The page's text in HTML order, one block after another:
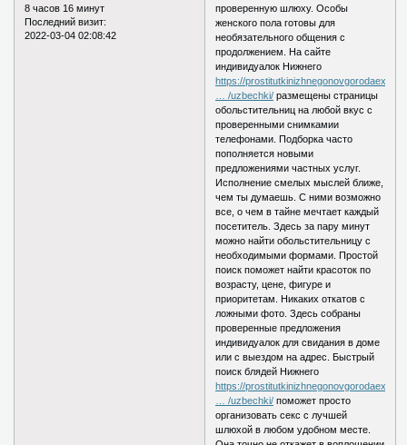
8 часов 16 минут
Последний визит:
2022-03-04 02:08:42
проверенную шлюху. Особы
женского пола готовы для
необязательного общения с
продолжением. На сайте
индивидуалок Нижнего
https://prostitutkinizhnegonovgorodaexc
… /uzbechki/ размещены страницы
обольстительниц на любой вкус с
проверенными снимкамии
телефонами. Подборка часто
пополняется новыми
предложениями частных услуг.
Исполнение смелых мыслей ближе,
чем ты думаешь. С ними возможно
все, о чем в тайне мечтает каждый
посетитель. Здесь за пару минут
можно найти обольстительницу с
необходимыми формами. Простой
поиск поможет найти красоток по
возрасту, цене, фигуре и
приоритетам. Никаких откатов с
ложными фото. Здесь собраны
проверенные предложения
индивидуалок для свидания в доме
или с выездом на адрес. Быстрый
поиск блядей Нижнего
https://prostitutkinizhnegonovgorodaexc
… /uzbechki/ поможет просто
организовать секс с лучшей
шлюхой в любом удобном месте.